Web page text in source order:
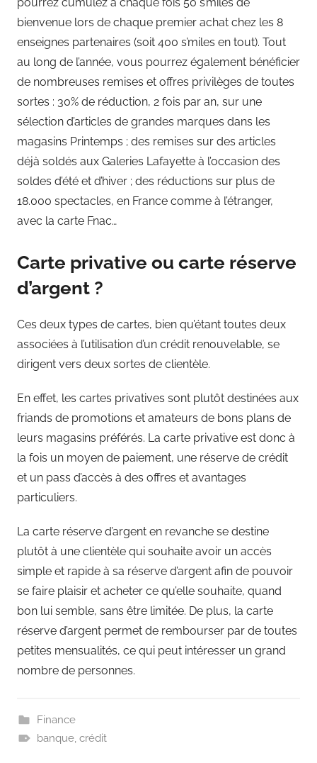
pourrez cumulez à chaque fois 50 s’miles de
bienvenue lors de chaque premier achat chez les 8
enseignes partenaires (soit 400 s’miles en tout). Tout
au long de l’année, vous pourrez également bénéficier
de nombreuses remises et offres privilèges de toutes
sortes : 30% de réduction, 2 fois par an, sur une
sélection d’articles de grandes marques dans les
magasins Printemps ; des remises sur des articles
déjà soldés aux Galeries Lafayette à l’occasion des
soldes d’été et d’hiver ; des réductions sur plus de
18.000 spectacles, en France comme à l’étranger,
avec la carte Fnac…
Carte privative ou carte réserve
d’argent ?
Ces deux types de cartes, bien qu’étant toutes deux
associées à l’utilisation d’un crédit renouvelable, se
dirigent vers deux sortes de clientèle.
En effet, les cartes privatives sont plutôt destinées aux
friands de promotions et amateurs de bons plans de
leurs magasins préférés. La carte privative est donc à
la fois un moyen de paiement, une réserve de crédit
et un pass d’accès à des offres et avantages
particuliers.
La carte réserve d’argent en revanche se destine
plutôt à une clientèle qui souhaite avoir un accès
simple et rapide à sa réserve d’argent afin de pouvoir
se faire plaisir et acheter ce qu’elle souhaite, quand
bon lui semble, sans être limitée. De plus, la carte
réserve d’argent permet de rembourser par de toutes
petites mensualités, ce qui peut intéresser un grand
nombre de personnes.
Finance
banque, crédit